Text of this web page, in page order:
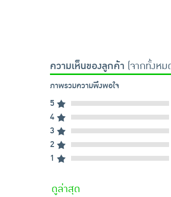
ความเห็นของลูกค้า (จากทั้งห
ภาพรวมความพึงพอใจ
5
4
3
2
1
ดูล่าสุด